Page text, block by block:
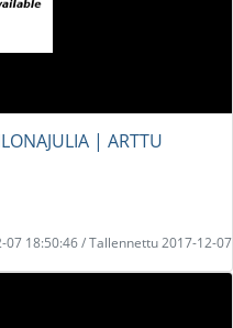
| ARTTU
07 18:50:46 / Tallennettu 2017-12-07